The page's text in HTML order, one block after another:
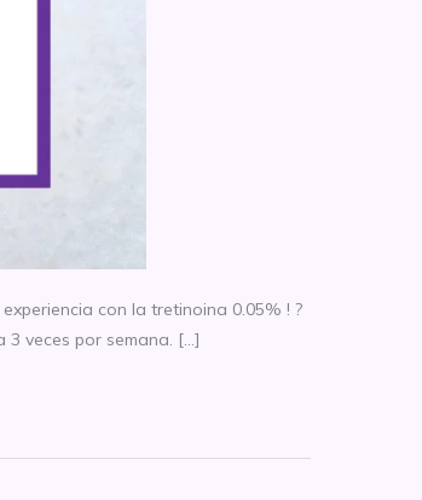
con la tretinoina 0.05% ! ?
veces por semana. […]